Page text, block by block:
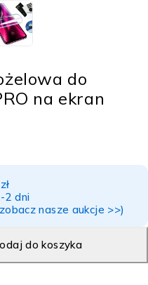
do
na ekran
2 dni
nasze aukcje >>)
do koszyka